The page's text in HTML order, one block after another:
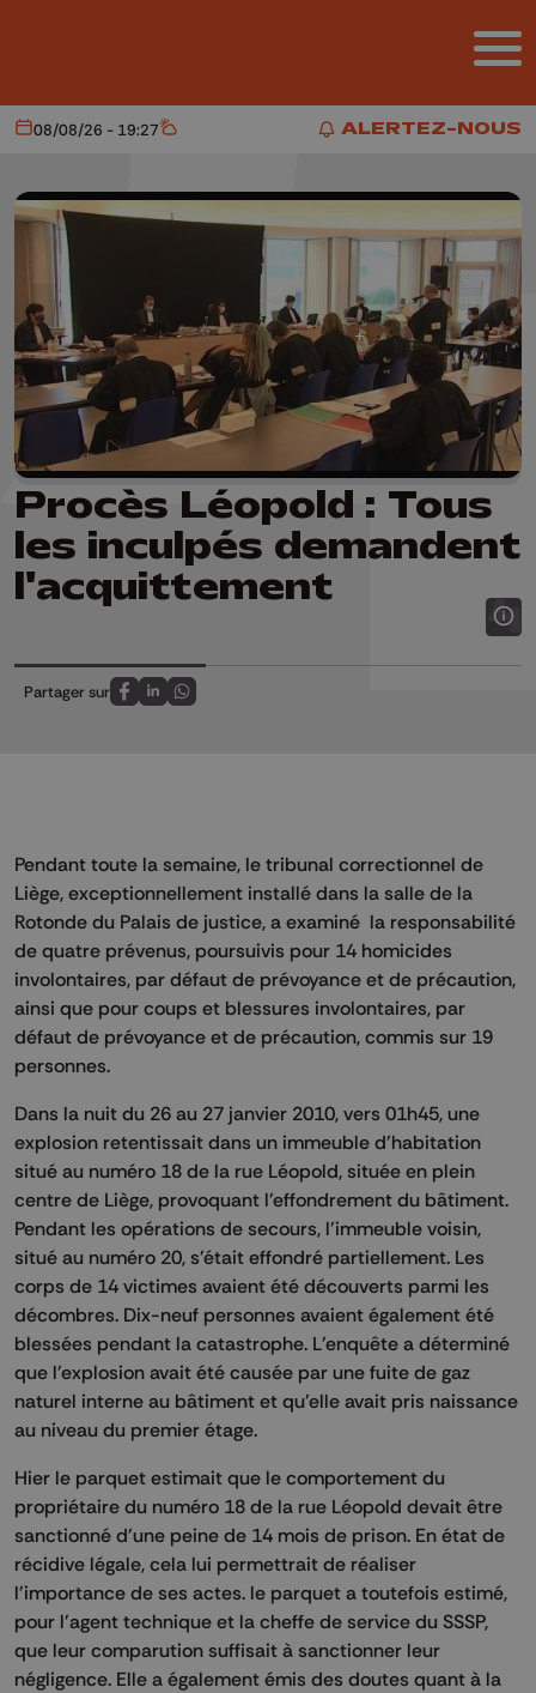
ALERTEZ-NOUS
ALERTEZ-NOUS
Aujourd'hui
08/08/26 - 19:27 Météo
Procès Léopold : Tous
les inculpés demandent
l'acquittement
Partager sur
Partagez sur FaceBook
Partagez sur LinkedIn
Partagez sur Whatsapp
Pendant toute la semaine, le tribunal correctionnel de
Liège, exceptionnellement installé dans la salle de la
Rotonde du Palais de justice, a examiné la responsabilité
de quatre prévenus, poursuivis pour 14 homicides
involontaires, par défaut de prévoyance et de précaution,
ainsi que pour coups et blessures involontaires, par
défaut de prévoyance et de précaution, commis sur 19
personnes.
Dans la nuit du 26 au 27 janvier 2010, vers 01h45, une
explosion retentissait dans un immeuble d'habitation
situé au numéro 18 de la rue Léopold, située en plein
centre de Liège, provoquant l'effondrement du bâtiment.
Pendant les opérations de secours, l'immeuble voisin,
situé au numéro 20, s'était effondré partiellement. Les
corps de 14 victimes avaient été découverts parmi les
décombres. Dix-neuf personnes avaient également été
blessées pendant la catastrophe. L'enquête a déterminé
que l'explosion avait été causée par une fuite de gaz
naturel interne au bâtiment et qu'elle avait pris naissance
au niveau du premier étage.
Hier le parquet estimait que le comportement du
propriétaire du numéro 18 de la rue Léopold devait être
sanctionné d'une peine de 14 mois de prison. En état de
récidive légale, cela lui permettrait de réaliser
l'importance de ses actes. le parquet a toutefois estimé,
pour l'agent technique et la cheffe de service du SSSP,
que leur comparution suffisait à sanctionner leur
négligence. Elle a également émis des doutes quant à la